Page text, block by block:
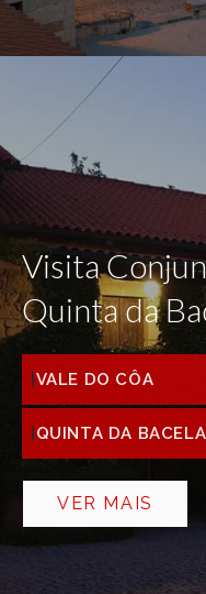
Visita
Quinta da
VALE DO CÔA
QUINTA DA
VER MAIS